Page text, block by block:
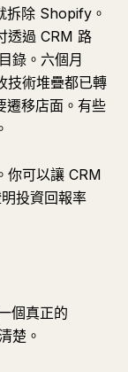
拆除 Shopify。
透過 CRM 路
錄。六個月
技術堆疊都已轉
遷移店面。有些
你可以讓 CRM
投資回報率
個真正的
楚。